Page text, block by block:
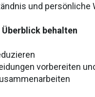
und persönliche
behalten
vorbereiten